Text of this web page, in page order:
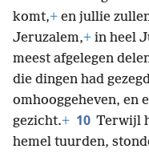
komt,+ en jullie
Jeruzalem,+ in heel
meest afgelegen
die dingen had
omhooggeheven, en
gezicht.+ 10 Terwijl
hemel tuurden,